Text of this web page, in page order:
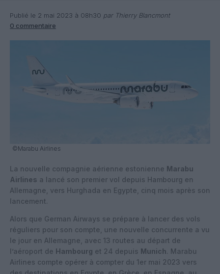
Publié le 2 mai 2023 à 08h30 par Thierry Blancmont
0 commentaire
©Marabu Airlines
La nouvelle compagnie aérienne estonienne Marabu
Airlines a lancé son premier vol depuis Hambourg en
Allemagne, vers Hurghada en Egypte, cinq mois après son
lancement.
Alors que German Airways se prépare à lancer des vols
réguliers pour son compte, une nouvelle concurrente a vu
le jour en Allemagne, avec 13 routes au départ de
l’aéroport de Hambourg et 24 depuis Munich. Marabu
Airlines compte opérer à compter du 1er mai 2023 vers